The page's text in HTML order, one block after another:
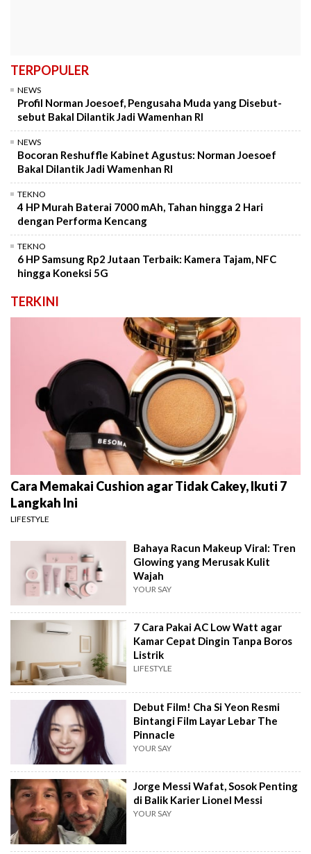
TERPOPULER
NEWS
Profil Norman Joesoef, Pengusaha Muda yang Disebut-
sebut Bakal Dilantik Jadi Wamenhan RI
NEWS
Bocoran Reshuffle Kabinet Agustus: Norman Joesoef
Bakal Dilantik Jadi Wamenhan RI
TEKNO
4 HP Murah Baterai 7000 mAh, Tahan hingga 2 Hari
dengan Performa Kencang
TEKNO
6 HP Samsung Rp2 Jutaan Terbaik: Kamera Tajam, NFC
hingga Koneksi 5G
TERKINI
Cara Memakai Cushion agar Tidak Cakey, Ikuti 7
Langkah Ini
LIFESTYLE
Bahaya Racun Makeup Viral: Tren
Glowing yang Merusak Kulit
Wajah
YOUR SAY
7 Cara Pakai AC Low Watt agar
Kamar Cepat Dingin Tanpa Boros
Listrik
LIFESTYLE
Debut Film! Cha Si Yeon Resmi
Bintangi Film Layar Lebar The
Pinnacle
YOUR SAY
Jorge Messi Wafat, Sosok Penting
di Balik Karier Lionel Messi
YOUR SAY